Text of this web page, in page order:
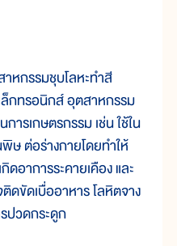
าหกรรมชุบโลหะทำสี
กทรอนิกส์ อุตสาหกรรม
ารเกษตรกรรม เช่น ใช้ใน
ษ ต่อร่างกายโดยทำให้
อาการระคายเคือง และ
ดขัดเบื่ออาหาร โลหิตจาง
ปวดกระดูก